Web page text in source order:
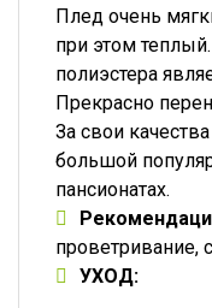
Плед очень
при этом
полиэстера
Прекрасно
За свои
большой
пансионатах.
проветривание,
УХОД: